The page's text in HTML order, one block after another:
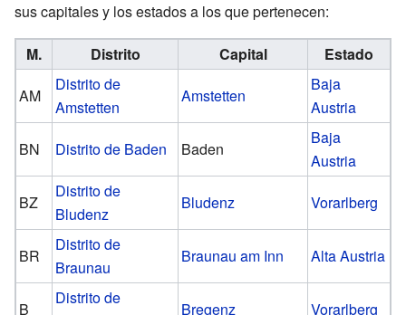
sus capitales y los estados a los que pertenecen:
M. Distrito Capital
Estado
AM
Distrito de
Amstetten
Amstetten
Baja
Austria
BN
Distrito de Baden Baden
Baja
Austria
BZ
Distrito de
Bludenz
Bludenz Vorarlberg
BR
Distrito de
Braunau
Braunau am Inn Alta Austria
B
Distrito de
Bregenz
Vorarlberg